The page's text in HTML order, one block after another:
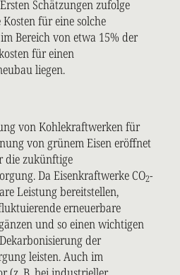
Schätzungen zufolge
für eine solche
Bereich von etwa 15% der
für einen
liegen.
von Kohlekraftwerken für
von grünem Eisen eröffnet
die zukünftige
Da Eisenkraftwerke CO2-
Leistung bereitstellen,
erneuerbare
und so einen wichtigen
der
leisten. Auch im